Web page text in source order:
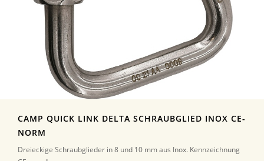
CAMP QUICK LINK DELTA SCHRAUBGLIED INOX CE-
NORM
Dreieckige Schraubglieder in 8 und 10 mm aus Inox. Kennzeichnung